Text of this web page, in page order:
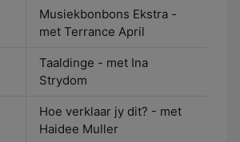
Musiekbonbons Ekstra -
met Terrance April
Taaldinge - met Ina
Strydom
Hoe verklaar jy dit? - met
Haidee Muller